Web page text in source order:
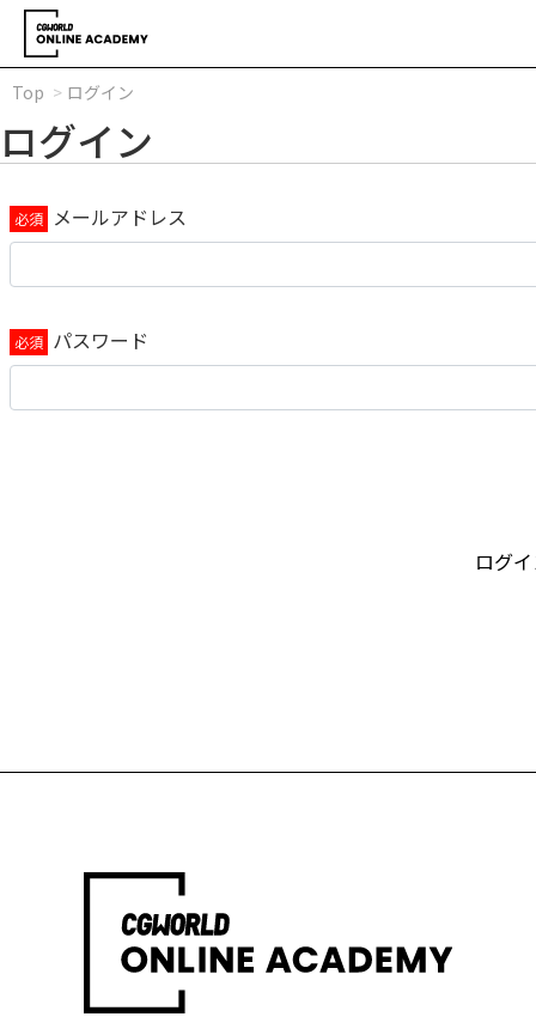
Top ログイン
ログイン
メールアドレス
パスワード
ログ